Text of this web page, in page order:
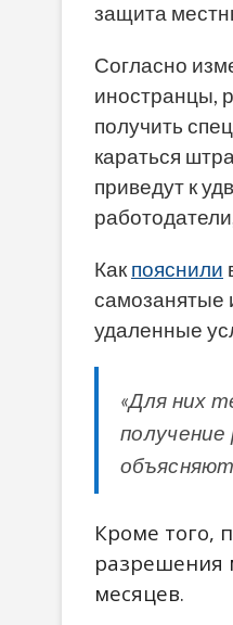
защита
Согласно
иностранцы,
получить
караться
приведут к
Как пояснили
самозанятые
удаленные
«Для них
Кроме того,
разрешения
месяцев.